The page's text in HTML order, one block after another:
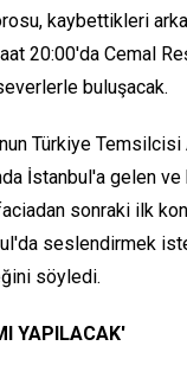
kaybettikleri
20:00'da Cemal
buluşacak.
Türkiye
İstanbul'a gelen
sonraki ilk
seslendirmek
söyledi.
YAPILACAK'